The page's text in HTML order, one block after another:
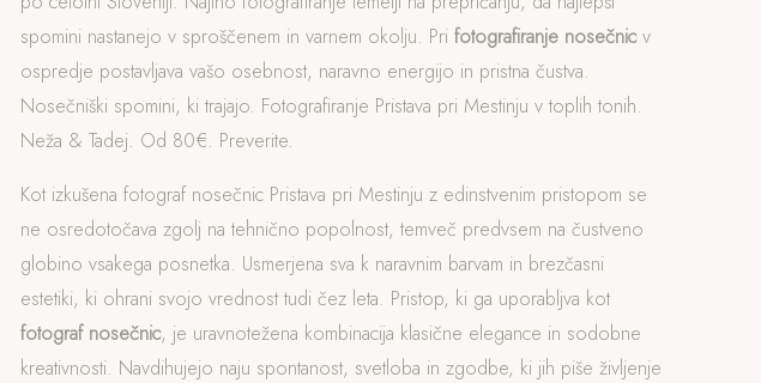
spomini nastanejo v sproščenem in varnem okolju. Pri fotografiranje nosečnicv
ospredje postavljava vašo osebnost, naravno energijo in pristna čustva.
Nosečniški spomini, ki trajajo. Fotografiranje Pristava pri Mestinju v toplih tonih.
Neža & Tadej. Od 80€. Preverite.
Kot izkušena fotograf nosečnic Pristava pri Mestinju z edinstvenim pristopom se
ne osredotočava zgolj na tehnično popolnost, temveč predvsem na čustveno
globino vsakega posnetka. Usmerjena sva k naravnim barvam in brezčasni
estetiki, ki ohrani svojo vrednost tudi čez leta. Pristop, ki ga uporabljva kot
fotograf nosečnic, je uravnotežena kombinacija klasične elegance in sodobne
kreativnosti. Navdihujejo naju spontanost, svetloba in zgodbe, ki jih piše življenje